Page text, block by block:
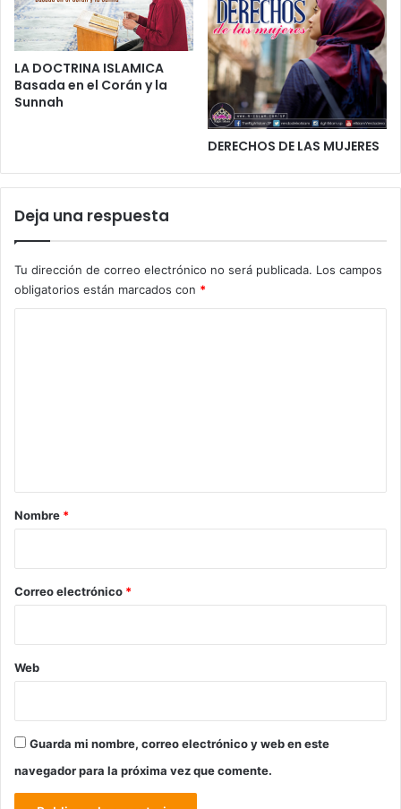
LA DOCTRINA ISLAMICA
Basada en el Corán y la
Sunnah
DERECHOS DE LAS MUJERES
Deja una respuesta
Tu dirección de correo electrónico no será publicada. Los campos
obligatorios están marcados con *
r
*
Nombre *
Correo electrónico *
Web
Guarda mi nombre, correo electrónico y web en este
navegador para la próxima vez que comente.